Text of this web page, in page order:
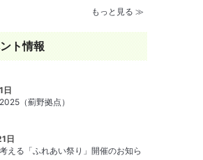
もっと見る ≫
ト情報
日
（薊野拠点）
日
える「ふれあい祭り」開催のお知ら